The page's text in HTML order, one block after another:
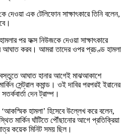
দেওয়া এক টেলিফোন সাক্ষাৎকারে তিনি বলেন,
পর ফক্স নিউজকে দেওয়া সাক্ষাৎকারে
আঘাত করব। আমরা তাদের ওপর প্রচণ্ড হামলা
আঘাত হানার আগেই মাঝআকাশে
সেন্ট্রাল কমান্ড। ওই দাবির পরপরই ইরানের
দেন ট্রাম্প।
‘আকস্মিক হামলা’ হিসেবে উল্লেখ করে বলেন,
মার্কিন ঘাঁটিতে পৌঁছানোর আগে প্রতিক্রিয়া
কয়েক মিনিট সময় ছিল।